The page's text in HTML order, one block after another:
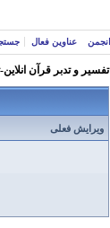
انجمن عناوین فعال
تفسير و‌ تدبر قرآن
ویرایش فعلی